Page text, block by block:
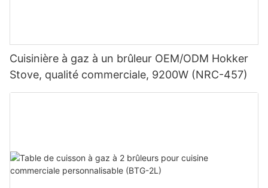
Cuisinière à gaz à un brûleur OEM/ODM Hokker
Stove, qualité commerciale, 9200W (NRC-457)